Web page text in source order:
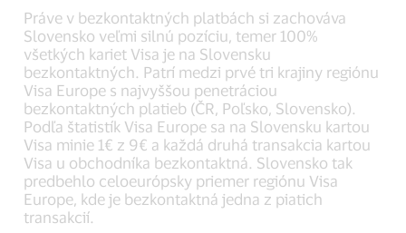
Práve v bezkontaktných platbách si zachováva
Slovensko veľmi silnú pozíciu, temer 100%
všetkých kariet Visa je na Slovensku
bezkontaktných. Patrí medzi prvé tri krajiny regiónu
Visa Europe s najvyššou penetráciou
bezkontaktných platieb (ČR, Poľsko, Slovensko).
Podľa štatistík Visa Europe sa na Slovensku kartou
Visa minie 1€ z 9€ a každá druhá transakcia kartou
Visa u obchodníka bezkontaktná. Slovensko tak
predbehlo celoeurópsky priemer regiónu Visa
Europe, kde je bezkontaktná jedna z piatich
transakcií.